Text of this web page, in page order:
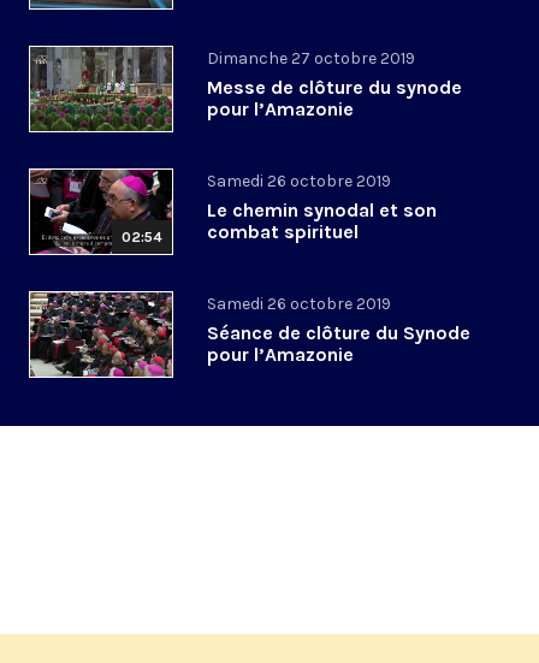
Dimanche 27 octobre 2019
Messe de clôture du synode
pour l’Amazonie
02:54
Samedi 26 octobre 2019
Le chemin synodal et son
combat spirituel
Samedi 26 octobre 2019
Séance de clôture du Synode
pour l’Amazonie